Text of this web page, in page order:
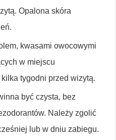
Opalona skóra
kwasami owocowymi
w miejscu
tygodni przed wizytą.
być czysta, bez
Należy zgolić
lub w dniu zabiegu.